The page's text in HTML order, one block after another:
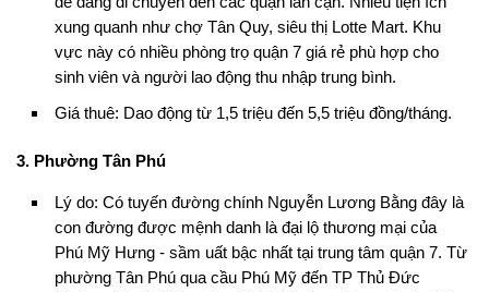
xung quanh như chợ Tân Quy, siêu thị Lotte Mart. Khu
vực này có nhiều phòng trọ quận 7 giá rẻ phù hợp cho
sinh viên và người lao động thu nhập trung bình.
Giá thuê: Dao động từ 1,5 triệu đến 5,5 triệu đồng/tháng.
3. Phường Tân Phú
Lý do: Có tuyến đường chính Nguyễn Lương Bằng đây là
con đường được mệnh danh là đại lộ thương mại của
Phú Mỹ Hưng - sầm uất bậc nhất tại trung tâm quận 7. Từ
phường Tân Phú qua cầu Phú Mỹ đến TP Thủ Đức